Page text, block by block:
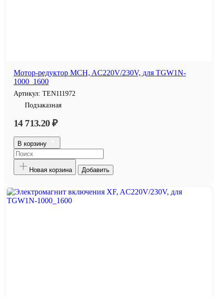
Мотор-редуктор MCH, AC220V/230V, для TGW1N-
1000_1600
Артикул: TEN111972
Подзаказная
14 713.20 ₽
В корзину
Новая корзина Добавить